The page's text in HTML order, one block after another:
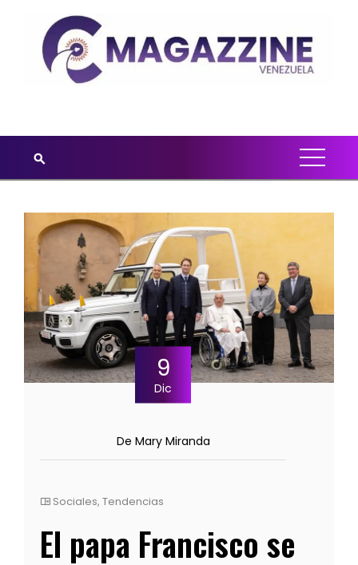
9
Dic
De Mary Miranda
Sociales, Tendencias
El papa Francisco se